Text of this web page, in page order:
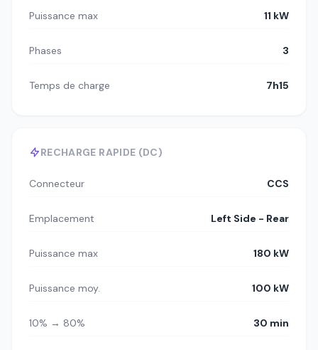
Puissance max 11 kW
Phases 3
Temps de charge 7h15
RECHARGE RAPIDE (DC)
Connecteur CCS
Emplacement Left Side - Rear
Puissance max 180 kW
Puissance moy. 100 kW
10% → 80% 30 min